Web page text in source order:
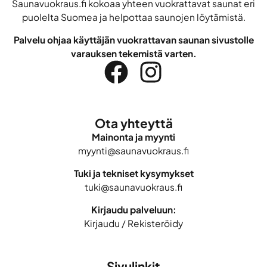
Saunavuokraus.fi kokoaa yhteen vuokrattavat saunat eri
puolelta Suomea ja helpottaa saunojen löytämistä.
Palvelu ohjaa käyttäjän vuokrattavan saunan sivustolle
varauksen tekemistä varten.
Ota yhteyttä
Mainonta ja myynti
myynti@saunavuokraus.fi
Tuki ja tekniset kysymykset
tuki@saunavuokraus.fi
Kirjaudu palveluun:
Kirjaudu / Rekisteröidy